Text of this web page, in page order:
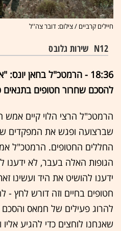
חיילים קרביים / צילום: דובר צה''ל
N12 שירות גלובס
18:36 - הרמטכ"ל בחאן
להסכם שחרור חטופים בתנאים
הרמטכ"ל הרצי הלוי קיים אמש
שברצועה ופגש את המפקדים
החללים החטופים. הרמטכ"ל
הגופות האלה בעבר, לא ידענו
ידענו להושיט את היד ועשינו
חטופים בחיים וזה דורש לחץ
להרוג פעילים של חמאס
שאנחנו לוחצים כדי להגיע אליו